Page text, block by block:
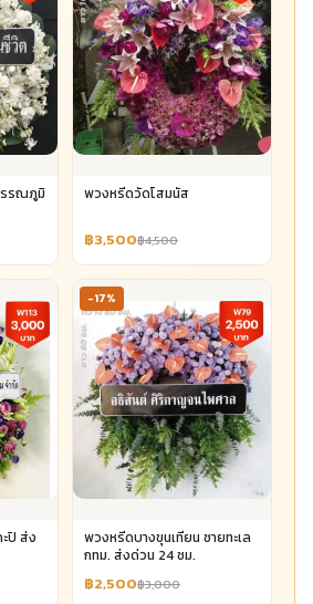
รรณภูมิ
พวงหรีดวัดโสมนัส
฿3,500฿4,500
ปิ ส่ง
-17%
พวงหรีดบางขุนเทียน ชายทะเล
กทม. ส่งด่วน 24 ชม.
฿2,500฿3,000